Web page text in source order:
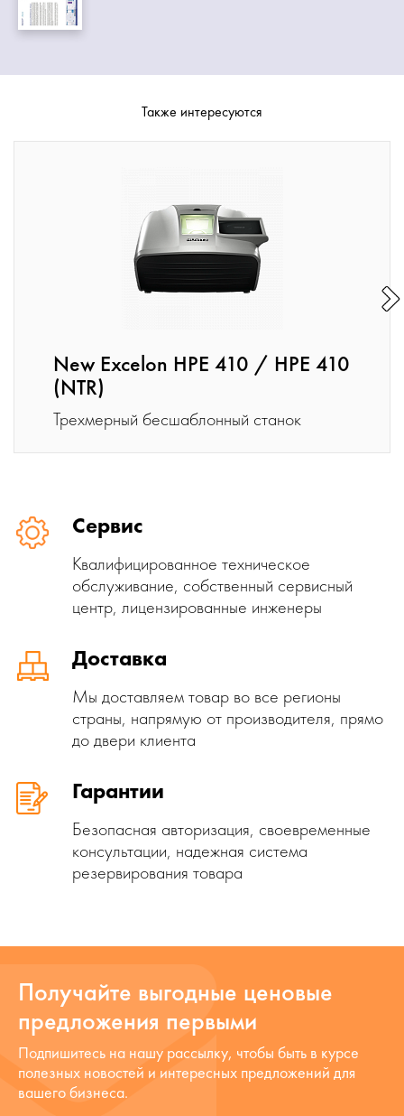
Также интересуются
New Excelon HPE 410 / HPE 410
(NTR)
Трехмерный бесшаблонный станок
Сервис
Квалифицированное техническое
обслуживание, собственный сервисный
центр, лицензированные инженеры
Доставка
Мы доставляем товар во все регионы
страны, напрямую от производителя, прямо
до двери клиента
Гарантии
Безопасная авторизация, своевременные
консультации, надежная система
резервирования товара
Получайте выгодные ценовые
предложения первыми
Подпишитесь на нашу рассылку, чтобы быть в курсе
полезных новостей и интересных предложений для
вашего бизнеса.